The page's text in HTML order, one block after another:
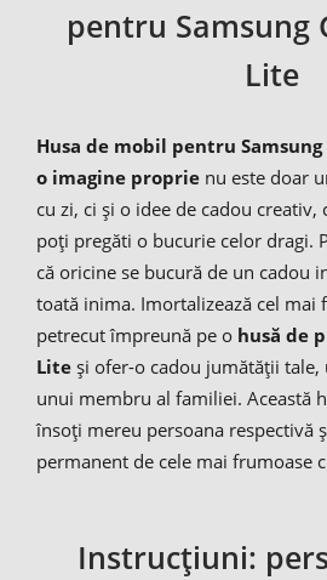
pentru Samsung
Lite
Husa de mobil pentru Samsung
o imagine proprie nu este doar
cu zi, ci și o idee de cadou
poți pregăti o bucurie celor dragi.
că oricine se bucură de un cadou
toată inima. Imortalizează cel mai
petrecut împreună pe o husă de
Lite și ofer-o cadou jumătății tale,
unui membru al familiei. Această
însoți mereu persoana respectivă
permanent de cele mai frumoase
Instrucțiuni: